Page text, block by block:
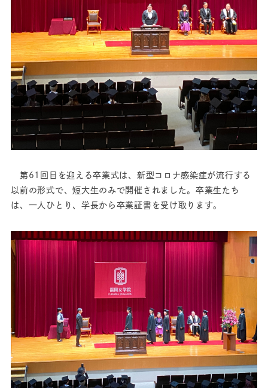
第61回目を迎える卒業式は、新型コロナ感染症が流行する
以前の形式で、短大生のみで開催されました。卒業生たち
は、一人ひとり、学長から卒業証書を受け取ります。